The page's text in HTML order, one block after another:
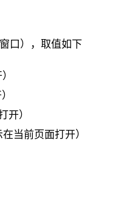
口），取值如下
开）
当前页面打开）